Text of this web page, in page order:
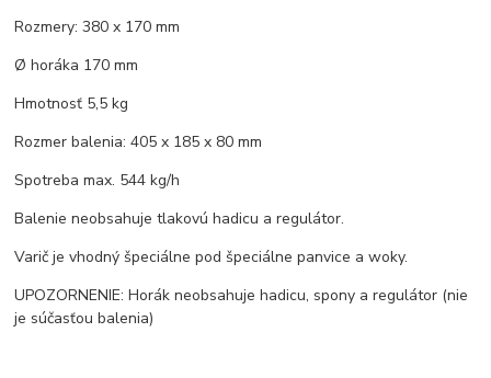
Rozmery: 380 x 170 mm
Ø horáka 170 mm
Hmotnosť 5,5 kg
Rozmer balenia: 405 x 185 x 80 mm
Spotreba max. 544 kg/h
Balenie neobsahuje tlakovú hadicu a regulátor.
Varič je vhodný špeciálne pod špeciálne panvice a woky.
UPOZORNENIE: Horák neobsahuje hadicu, spony a regulátor (nie
je súčasťou balenia)